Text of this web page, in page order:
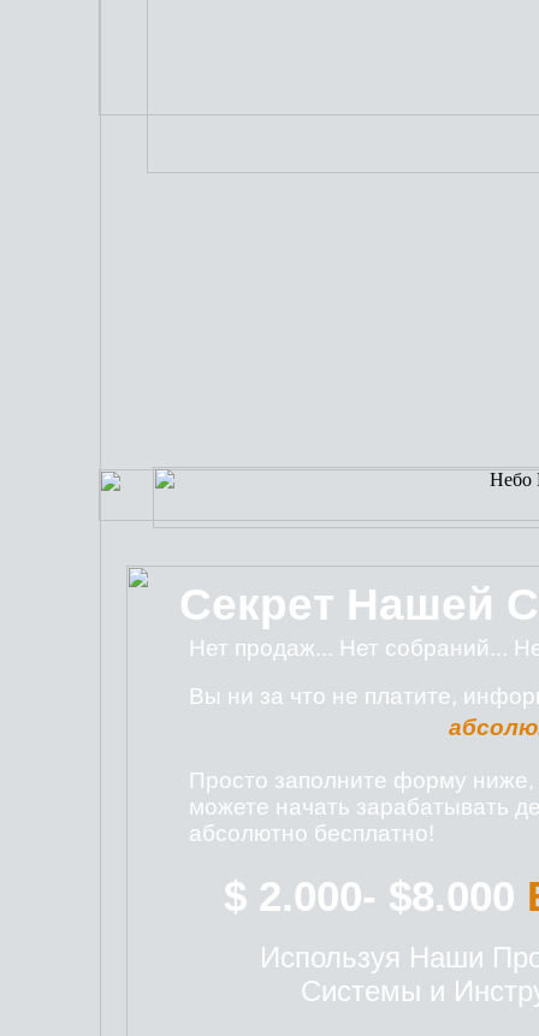
Секрет Нашей
Нет продаж... Нет собраний...
Вы ни за что не платите,
Просто заполните форму ниже,
можете начать зарабатывать
абсолютно бесплатно!
$ 2.000- $8.000
Используя Наши
Системы и